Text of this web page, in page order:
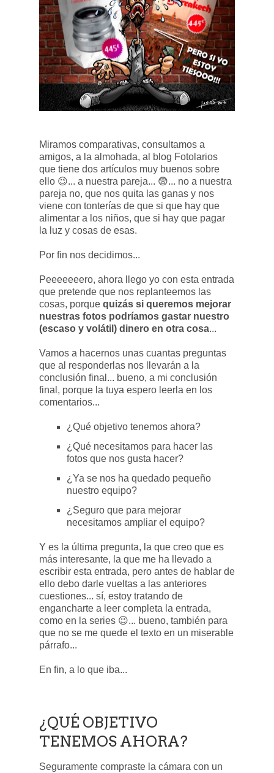
Miramos comparativas, consultamos a
amigos, a la almohada, al blog Fotolarios
que tiene dos artículos muy buenos sobre
ello 😉... a nuestra pareja... 😨... no a nuestra
pareja no, que nos quita las ganas y nos
viene con tonterías de que si que hay que
alimentar a los niños, que si hay que pagar
la luz y cosas de esas.
Por fin nos decidimos...
Peeeeeeero, ahora llego yo con esta entrada
que pretende que nos replanteemos las
cosas, porque quizás si queremos mejorar
nuestras fotos podríamos gastar nuestro
(escaso y volátil) dinero en otra cosa...
Vamos a hacernos unas cuantas preguntas
que al responderlas nos llevarán a la
conclusión final... bueno, a mi conclusión
final, porque la tuya espero leerla en los
comentarios...
¿Qué objetivo tenemos ahora?
¿Qué necesitamos para hacer las
fotos que nos gusta hacer?
¿Ya se nos ha quedado pequeño
nuestro equipo?
¿Seguro que para mejorar
necesitamos ampliar el equipo?
Y es la última pregunta, la que creo que es
más interesante, la que me ha llevado a
escribir esta entrada, pero antes de hablar de
ello debo darle vueltas a las anteriores
cuestiones... sí, estoy tratando de
engancharte a leer completa la entrada,
como en la series 😉... bueno, también para
que no se me quede el texto en un miserable
párrafo...
En fin, a lo que iba...
¿QUÉ OBJETIVO
TENEMOS AHORA?
Seguramente compraste la cámara con un